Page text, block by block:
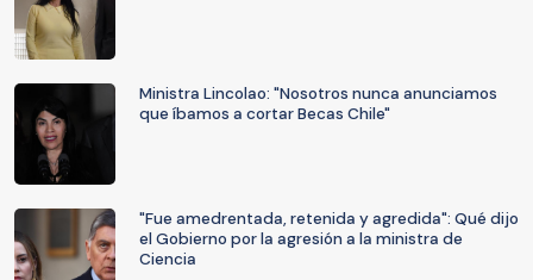
Ministra Lincolao: "Nosotros nunca anunciamos
que íbamos a cortar Becas Chile"
"Fue amedrentada, retenida y agredida": Qué dijo
el Gobierno por la agresión a la ministra de
Ciencia